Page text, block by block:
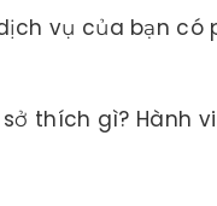
vụ của bạn
sở thích gì? Hành